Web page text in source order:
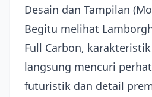
Desain dan Tampilan
Begitu melihat
Full Carbon,
langsung mencuri
futuristik dan detail